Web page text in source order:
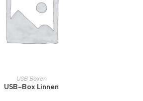
USB Boxen
USB-Box Linnen